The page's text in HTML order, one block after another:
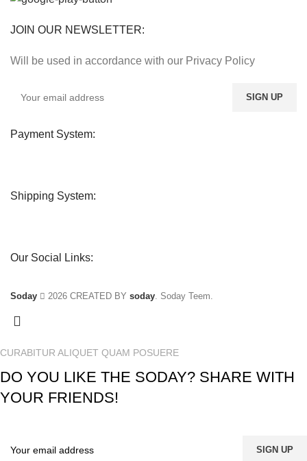
JOIN OUR NEWSLETTER:
Will be used in accordance with our Privacy Policy
Payment System:
Shipping System:
Our Social Links:
Soday 2026 CREATED BY soday. Soday Teem.
CURABITUR ALIQUET QUAM POSUERE
DO YOU LIKE THE SODAY? SHARE WITH
YOUR FRIENDS!